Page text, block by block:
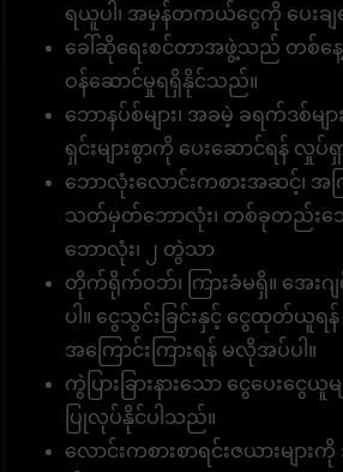
ရယူပါ၊ အမှန်တကယ်ငွေကို ပေးချ
ခေါ်ဆိုရေးစင်တာအဖွဲ့သည် တစ်နေ့
ဝန်ဆောင်မှုရရှိနိုင်သည်။
ဘောနပ်စ်များ၊ အခမဲ့ ခရက်ဒစ်မျာ
ရှင်းများစွာကို ပေးဆောင်ရန် လှုပ်ရှ
ဘောလုံးလောင်းကစားအဆင့်၊ အ
သတ်မှတ်ဘောလုံး၊ တစ်ခုတည်းသေ
ဘောလုံး၊ ၂ တွဲသာ
တိုက်ရိုက်ဝဘ်၊ ကြားခံမရှိ။ အေး
ပါ။ ငွေသွင်းခြင်းနှင့် ငွေထုတ်ယူရန်
အကြောင်းကြားရန် မလိုအပ်ပါ။
ကွဲပြားခြားနားသော ငွေပေးငွ
ပြုလုပ်နိုင်ပါသည်။
လောင်းကစားစာရင်းဇယားများ